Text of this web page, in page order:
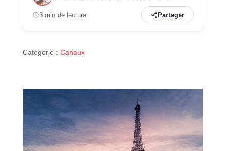
3 min de lecture Partager
Catégorie : Canaux